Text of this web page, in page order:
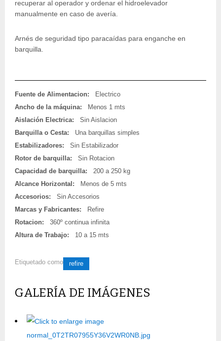
recuperar al operador y ordenar el hidroelevador
manualmente en caso de avería.
Arnés de seguridad tipo paracaídas para enganche en
barquilla.
Fuente de Alimentacion:
Electrico
Ancho de la máquina:
Menos 1 mts
Aislación Electrica:
Sin Aislacion
Barquilla o Cesta:
Una barquillas simples
Estabilizadores:
Sin Estabilizador
Rotor de barquilla:
Sin Rotacion
Capacidad de barquilla:
200 a 250 kg
Alcance Horizontal:
Menos de 5 mts
Accesorios:
Sin Accesorios
Marcas y Fabricantes:
Refire
Rotacion:
360º continua infinita
Altura de Trabajo:
10 a 15 mts
Etiquetado como refire
GALERÍA DE IMÁGENES